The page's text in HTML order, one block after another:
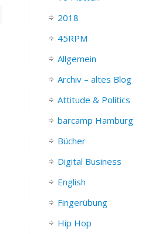
2018
45RPM
Allgemein
Archiv – altes Blog
Attitude & Politics
barcamp Hamburg
Bücher
Digital Business
English
Fingerübung
Hip Hop